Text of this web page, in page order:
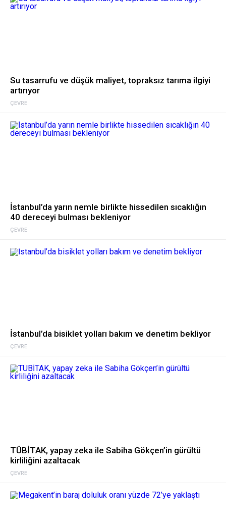
ÇEVRE
Su tasarrufu ve düşük maliyet, topraksız tarıma ilgiyi
artırıyor
ÇEVRE
İstanbul’da yarın nemle birlikte hissedilen sıcaklığın
40 dereceyi bulması bekleniyor
ÇEVRE
İstanbul’da bisiklet yolları bakım ve denetim bekliyor
ÇEVRE
TÜBİTAK, yapay zeka ile Sabiha Gökçen’in gürültü
kirliliğini azaltacak